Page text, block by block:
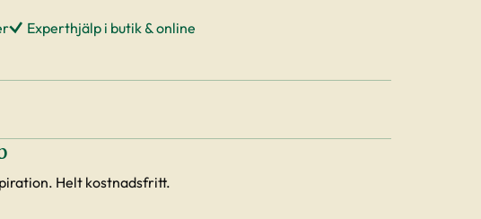
Experthjälp i butik & online
Helt kostnadsfritt.